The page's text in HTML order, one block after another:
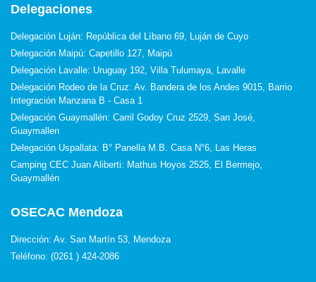
Delegaciones
Delegación Luján: República del Líbano 69, Luján de Cuyo
Delegación Maipú: Capetillo 127, Maipú
Delegación Lavalle: Uruguay 192, Villa Tulumaya, Lavalle
Delegación Rodeo de la Cruz: Av. Bandera de los Andes 9015, Barrio
Integración Manzana B - Casa 1
Delegación Guaymallén: Carril Godoy Cruz 2529, San José,
Guaymallen
Delegación Uspallata: B° Panella M.B. Casa N°6, Las Heras
Camping CEC Juan Aliberti: Mathus Hoyos 2525, El Bermejo,
Guaymallén
OSECAC Mendoza
Dirección: Av. San Martín 53, Mendoza
Teléfono: (0261 ) 424-2086